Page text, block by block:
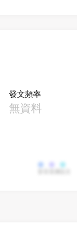
發文頻率
無資料